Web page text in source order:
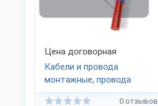
Цена договорная
Кабели и провода
монтажные, провода
с пластмассовой
0 отзывов